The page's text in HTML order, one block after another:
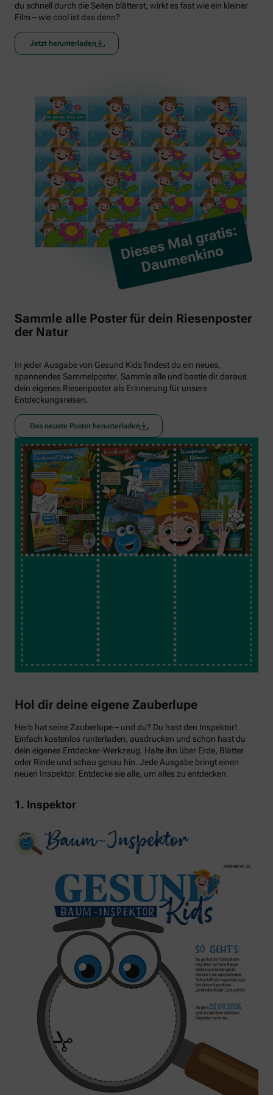
du schnell durch die Seiten blätterst, wirkt es fast wie ein kleiner
Film – wie cool ist das denn?
Jetzt herunterladen
Sammle alle Poster für dein Riesenposter
der Natur
In jeder Ausgabe von Gesund Kids findest du ein neues,
spannendes Sammelposter. Sammle alle und bastle dir daraus
dein eigenes Riesenposter als Erinnerung für unsere
Entdeckungsreisen.
Das neuste Poster herunterladen
Hol dir deine eigene Zauberlupe
Herb hat seine Zauberlupe – und du? Du hast den Inspektor!
Einfach kostenlos runterladen, ausdrucken und schon hast du
dein eigenes Entdecker-Werkzeug. Halte ihn über Erde, Blätter
oder Rinde und schau genau hin. Jede Ausgabe bringt einen
neuen Inspektor. Entdecke sie alle, um alles zu entdecken.
1. Inspektor